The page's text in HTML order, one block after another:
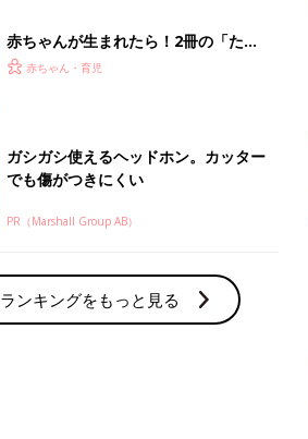
赤ちゃんが生まれたら！2冊の「たま
ひよ」
赤ちゃん・育児
ガシガシ使えるヘッドホン。カッター
でも傷がつきにくい
PR（Marshall Group AB）
ランキングをもっと見る